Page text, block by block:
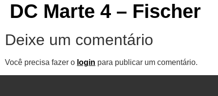
DC Marte 4 – Fischer
Deixe um comentário
Você precisa fazer o login para publicar um comentário.